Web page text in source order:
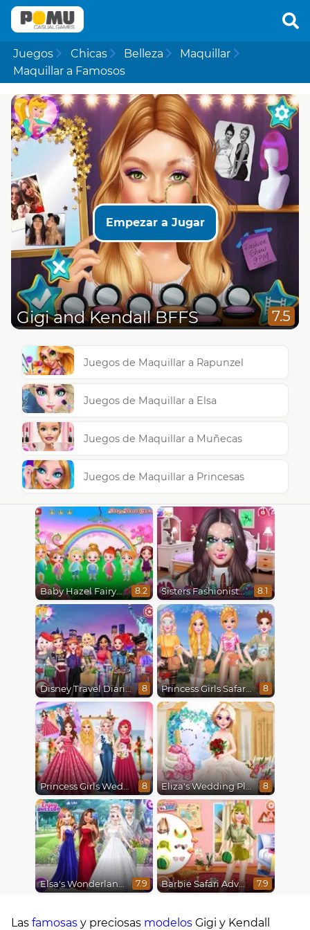
Juegos Chicas Belleza
Maquillar
Maquillar a Famosos
Empezar a Jugar
Gigi and Kendall BFFS 7.5
Juegos de Maquillar a Rapunzel
Juegos de Maquillar a Elsa
Juegos de Maquillar a Muñecas
Juegos de Maquillar a Princesas
Baby Hazel Fairyland Ballet 8.2 Sisters Fashionista Makeup 8.1
Disney Travel Diaries: City Break 8 Princess Girls Safari Trip 8
Princess Girls Wedding Trip 8 Eliza's Wedding Planner 8
Elsa's Wonderland Wedding 7.9 Barbie Safari Adventure 7.9
Las famosas y preciosas modelos Gigi y Kendall